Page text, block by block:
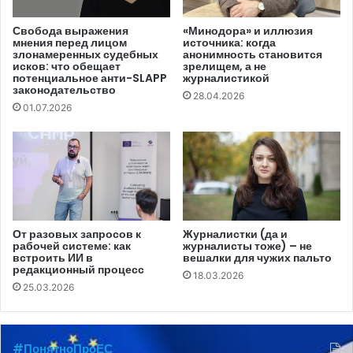
Эта разница особенно заметна в экономике профессии.
Когда при перезаключении контракта на новостную
рассылку я услышал от одной местной редакции: «Нам
выгоднее заплатить пару тысяч долларов в год за
подписку, чем содержать корреспондента за 8–10
тысяч», это прозвучало одновременно цинично и
нанимать и учить репортёров, но при этом спокойно
соглашаются иметь сотрудника, который фактически
занимается копированием и вставкой уже написанных
новостей. Именно здесь и проявляется проблема
кадрового дефицита в молдавской журналистике.
Агентство стало инфраструктурой, заменяющей
дорогую и уязвимую репортерскую сеть. Но вместе с
этим оно взяло на себя чужую ответственность.
На новости IPN подписаны почти все посольства в
Свобода выражения
мнения перед лицом
злонамеренных судебных
исков: что обещает
потенциальное анти-SLAPP
законодательство
01.07.2026
«Минодора» и иллюзия
источника: когда
анонимность становится
зрелищем, а не
журналистикой
28.04.2026
От разовых запросов к
рабочей системе: как
встроить ИИ в
редакционный процесс
25.03.2026
Журналистки (да и
журналисты тоже) – не
вешалки для чужих пальто
18.03.2026
#ПонятноПроЕС